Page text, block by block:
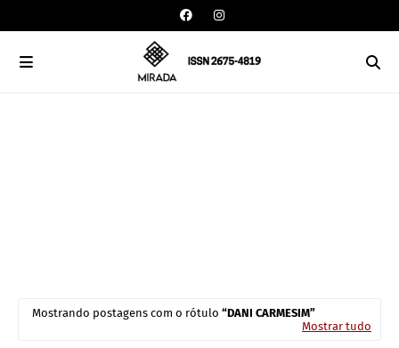
Mostrando postagens com o rótulo
DANI CARMESIM
Mostrar tudo